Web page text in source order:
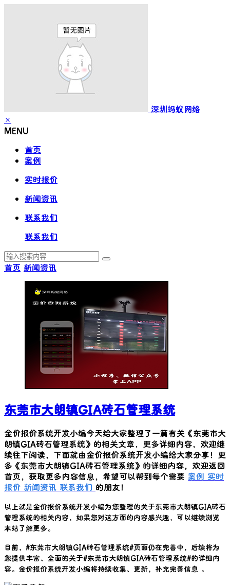
深圳蚂蚁网络
×
MENU
首页
案例
实时报价
新闻资讯
联系我们
联系我们
首页 新闻资讯
东莞市大朗镇GIA砖石管理系统
金价报价系统开发小编今天给大家整理了一篇有关《东莞市大
朗镇GIA砖石管理系统》的相关文章，更多详细内容，欢迎继
续往下阅读，下面就由金价报价系统开发小编给大家分享！更
多《东莞市大朗镇GIA砖石管理系统》的详细内容，欢迎返回
首页，获取更多内容信息，希望可以帮到每个需要 案例 实时
报价 新闻资讯 联系我们 的朋友！
以上就是金价报价系统开发小编为您整理的关于东莞市大朗镇GIA砖石
管理系统的相关内容，如果您对这方面的内容感兴趣，可以继续浏览
本站了解更多。
目前，#东莞市大朗镇GIA砖石管理系统#页面仍在完善中，后续将为
您提供丰富、全面的关于#东莞市大朗镇GIA砖石管理系统#的详细内
容。金价报价系统开发小编将持续收集、更新，补充完善信息 。